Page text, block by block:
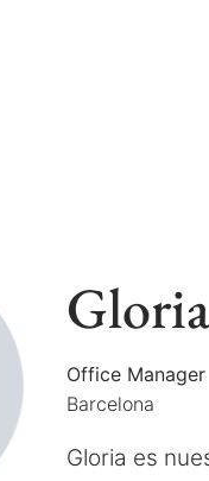
Office Manager
Barcelona
Gloria es